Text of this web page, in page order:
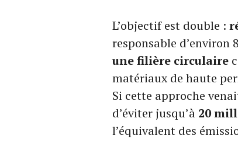
L’objectif est double :
responsable d’environ
une filière circulaire
matériaux de haute
Si cette approche
d’éviter jusqu’à 20
l’équivalent des